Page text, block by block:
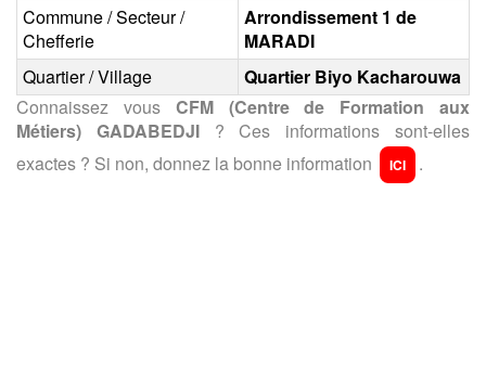
Commune / Secteur /
Chefferie
Arrondissement 1 de
MARADI
Quartier / Village
Quartier Biyo Kacharouwa
Connaissez vous CFM (Centre de Formation aux
Métiers) GADABEDJI? Ces informations sont-elles
exactes ? Si non, donnez la bonne information
ICI .